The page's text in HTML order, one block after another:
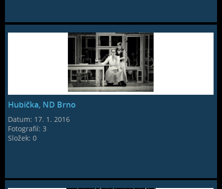
Hubička, ND Brno
Datum: 17. 1. 2016
Fotografií:3
Složek:0